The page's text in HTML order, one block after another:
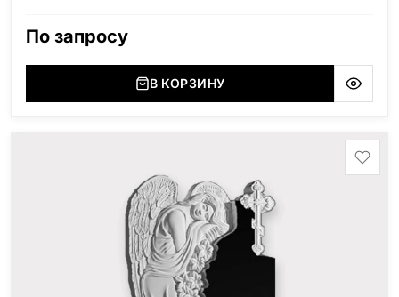
(Украина, Житомерская область), Лабродарит
(Украина, Житомерская область), Сюксюансаари
(Россия, Карелия), Амфиболит (Россия, Мурманская
минимальные стандартные размеры: Стела: 80x40x5
По запросу
В КОРЗИНУ